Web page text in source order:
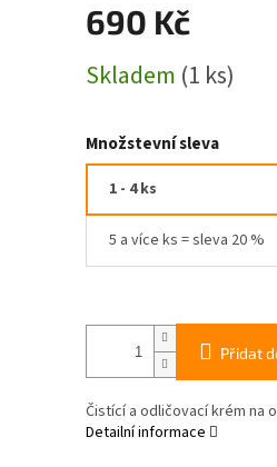
690 Kč
cena:
Skladem (1 ks)
Množstevní sleva
1 - 4 ks
5 a více ks = sleva 20 %
Přidat
Čistící a odličovací krém na
Detailní informace